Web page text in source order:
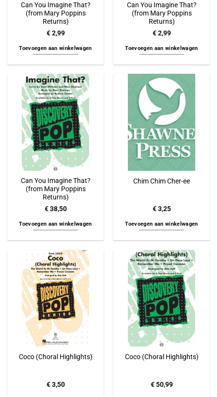
Can You Imagine That?
(from Mary Poppins
Returns)
€2,99
Toevoegen aan winkelwagen
Can You Imagine That?
(from Mary Poppins
Returns)
€2,99
Toevoegen aan winkelwagen
Can You Imagine That?
(from Mary Poppins
Returns)
€38,50
Toevoegen aan winkelwagen
Chim Chim Cher-ee
€3,25
Toevoegen aan winkelwagen
Coco (Choral Highlights)
€3,50
Coco (Choral Highlights)
€50,99